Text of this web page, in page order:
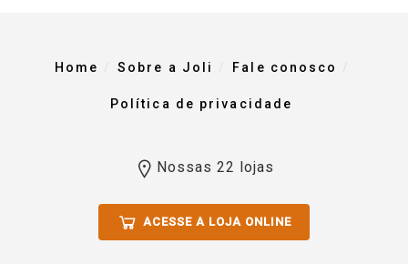
Home Sobre a Joli Fale conosco
Política de privacidade
Nossas 22 lojas
ACESSE A LOJA ONLINE